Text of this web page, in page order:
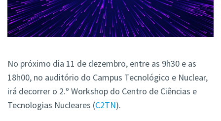
No próximo dia 11 de dezembro, entre as 9h30 e as
18h00, no auditório do Campus Tecnológico e Nuclear,
irá decorrer o 2.º Workshop do Centro de Ciências e
Tecnologias Nucleares (C2TN).